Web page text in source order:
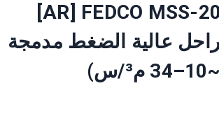
[AR] FEDCO MSS-20 مضخة
عالية الضغط مدمجة
م³/س)